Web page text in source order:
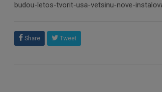
budou-letos-tvorit-usa-vetsinu-nove-
Share Tweet